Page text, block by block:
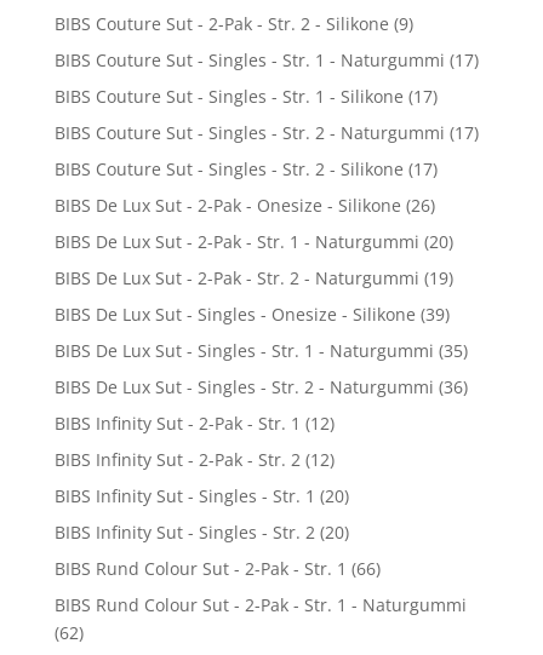
BIBS Couture Sut - 2-Pak - Str. 2 - Silikone (9)
BIBS Couture Sut - Singles - Str. 1 - Naturgummi (17)
BIBS Couture Sut - Singles - Str. 1 - Silikone (17)
BIBS Couture Sut - Singles - Str. 2 - Naturgummi (17)
BIBS Couture Sut - Singles - Str. 2 - Silikone (17)
BIBS De Lux Sut - 2-Pak - Onesize - Silikone (26)
BIBS De Lux Sut - 2-Pak - Str. 1 - Naturgummi (20)
BIBS De Lux Sut - 2-Pak - Str. 2 - Naturgummi (19)
BIBS De Lux Sut - Singles - Onesize - Silikone (39)
BIBS De Lux Sut - Singles - Str. 1 - Naturgummi (35)
BIBS De Lux Sut - Singles - Str. 2 - Naturgummi (36)
BIBS Infinity Sut - 2-Pak - Str. 1 (12)
BIBS Infinity Sut - 2-Pak - Str. 2 (12)
BIBS Infinity Sut - Singles - Str. 1 (20)
BIBS Infinity Sut - Singles - Str. 2 (20)
BIBS Rund Colour Sut - 2-Pak - Str. 1 (66)
BIBS Rund Colour Sut - 2-Pak - Str. 1 - Naturgummi
(62)